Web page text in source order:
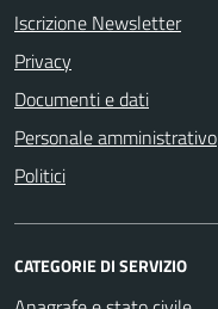
Iscrizione Newsletter
Privacy
Documenti e dati
Personale amministrativo
Politici
CATEGORIE DI SERVIZIO